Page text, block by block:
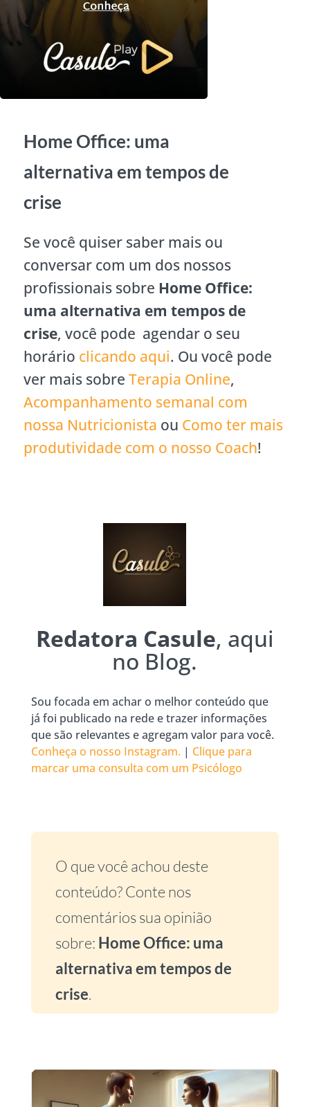
Home Office: uma
alternativa em tempos de
crise
Se você quiser saber mais ou
conversar com um dos nossos
profissionais sobre Home Office:
uma alternativa em tempos de
crise, você pode agendar o seu
horário clicando aqui. Ou você pode
ver mais sobre Terapia Online,
Acompanhamento semanal com
nossa Nutricionista ou Como ter mais
produtividade com o nosso Coach!
Redatora Casule, aqui
no Blog.
Sou focada em achar o melhor conteúdo que
já foi publicado na rede e trazer informações
que são relevantes e agregam valor para você.
Conheça o nosso Instagram. | Clique para
marcar uma consulta com um Psicólogo
O que você achou deste
conteúdo? Conte nos
comentários sua opinião
sobre: Home Office: uma
alternativa em tempos de
crise.